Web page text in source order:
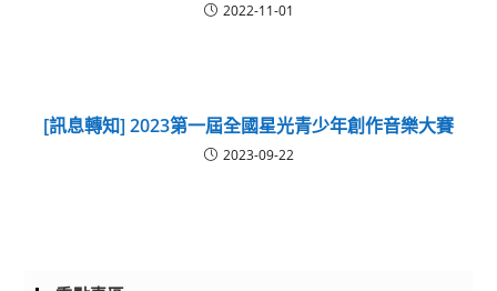
2022-11-01
[訊息轉知] 2023第一屆全國星光青少年創作音樂大賽
2023-09-22